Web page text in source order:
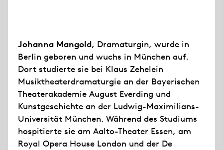
Johanna Mangold, Dramaturgin, wurde in
Berlin geboren und wuchs in München auf.
Dort studierte sie bei Klaus Zehelein
Musiktheaterdramaturgie an der Bayerischen
Theaterakademie August Everding und
Kunstgeschichte an der Ludwig-Maximilians-
Universität München. Während des Studiums
hospitierte sie am Aalto-Theater Essen, am
Royal Opera House London und der De